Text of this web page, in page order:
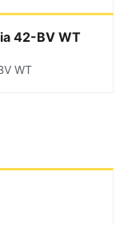
42-BV WT
WT